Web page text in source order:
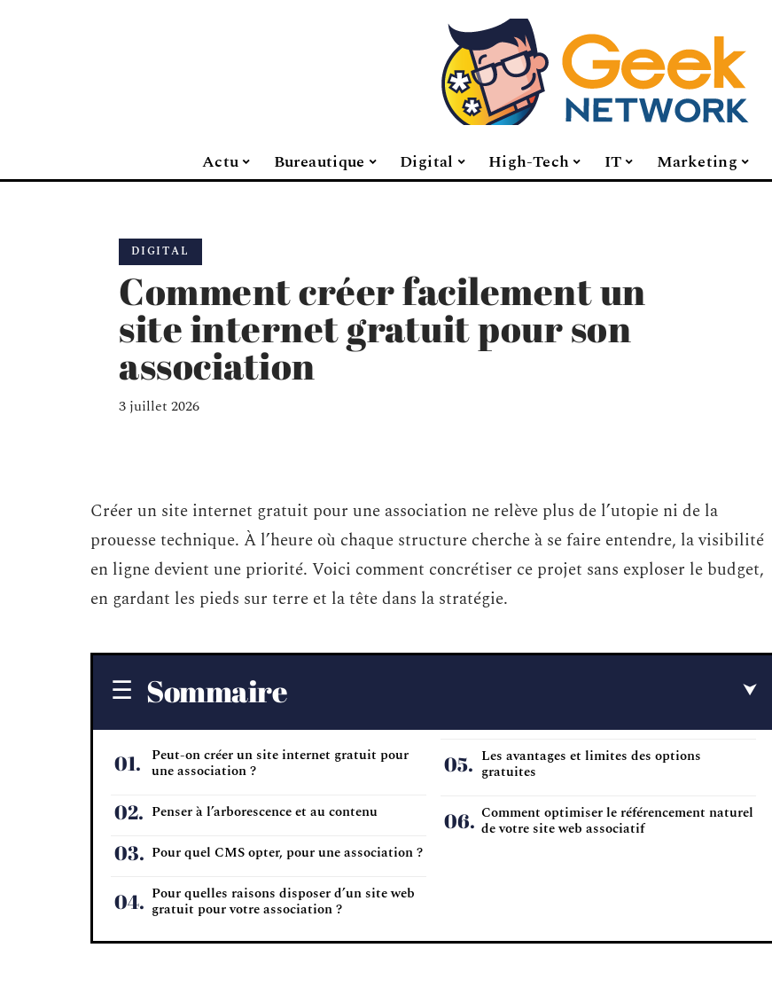
Actu Bureautique Digital High-Tech IT Marketing
DIGITAL
Comment créer facilement un
site internet gratuit pour son
association
3 juillet 2026
Créer un site internet gratuit pour une association ne relève plus de l’utopie ni de la
prouesse technique. À l’heure où chaque structure cherche à se faire entendre, la visibilité
en ligne devient une priorité. Voici comment concrétiser ce projet sans exploser le budget,
en gardant les pieds sur terre et la tête dans la stratégie.
Sommaire
Peut-on créer un site internet gratuit pour
une association ?
Penser à l’arborescence et au contenu
Pour quel CMS opter, pour une association ?
Pour quelles raisons disposer d’un site web
gratuit pour votre association ?
Les avantages et limites des options
gratuites
Comment optimiser le référencement naturel
de votre site web associatif